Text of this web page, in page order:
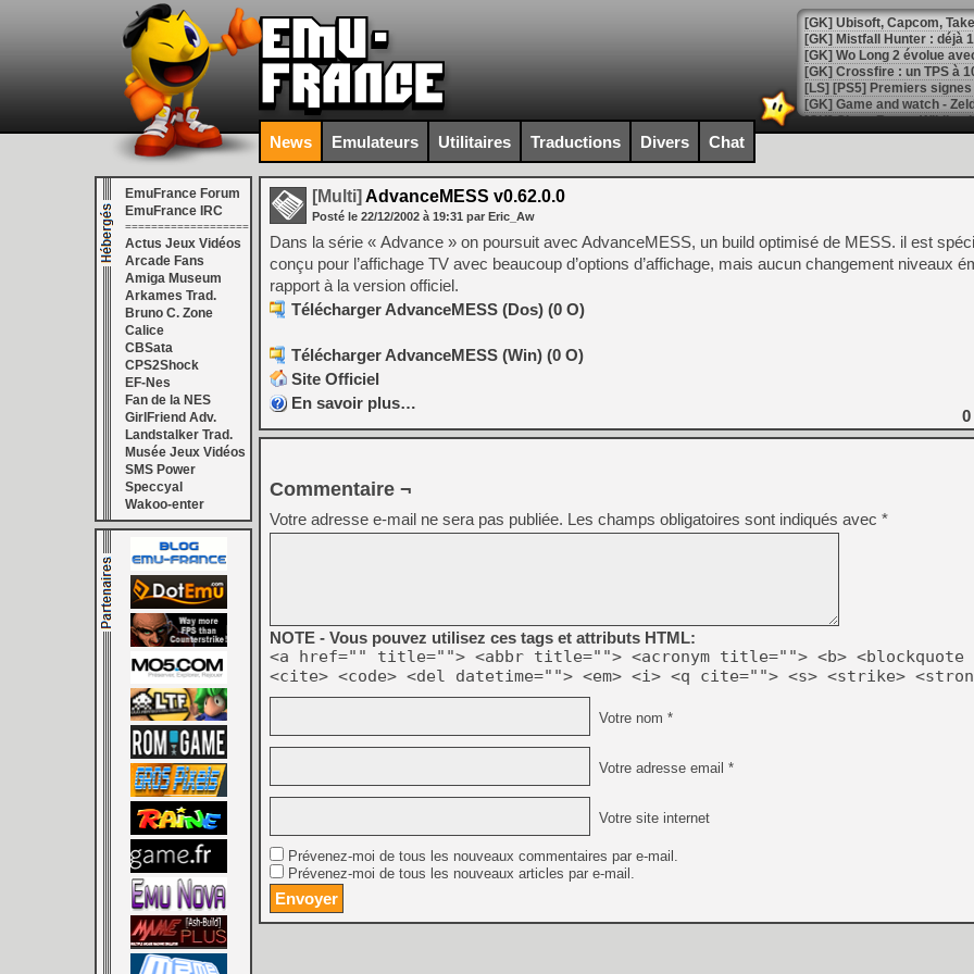
[GK] Mistfall Hunter : déjà
[GK] Wo Long 2 évolue
[GK] Crossfire : un TPS à
[LS] [PS5] Premiers
[Mo5] DOOM arrive en
[GK] Bethesda fête les 30
[GK] Roblox : l'action en
[GK] Agenda - GeForce
[LS] [PS5] ps5-y2jb-
[GK] Pourquoi Marvel
[GK] Test : Restory : Chill
[GK] GTA 6 : Rockstar
[GK] Hot Wheels Infinite
[GK] Mémoire cash -
[GK] Résultats Nintendo :
[GK] Déjà des
[Mo5] Brickboy cherche à
[GK] Minecraft et ses «
[GK] Beast of
[GK] Mémoire cash -
[GK] Dan Houser (GTA)
[GK] Comment EA Sports
[GK] Crimson Moon : un
[GK] Isle of Reveries : le
[GK] Moonlighter 2 : The
[GK] Capcom relance
[Mo5] Deux inédits du
News Emulateurs Utilitaires Traductions Divers Chat
EmuFrance Forum
EmuFrance IRC
===================
Actus Jeux Vidéos
Arcade Fans
Amiga Museum
Arkames Trad.
Bruno C. Zone
Calice
CBSata
CPS2Shock
EF-Nes
Fan de la NES
GirlFriend Adv.
Landstalker Trad.
Musée Jeux Vidéos
SMS Power
Speccyal
Wakoo-enter
[Multi] AdvanceMESS v0.62.0.0
Posté le 22/12/2002 à 19:31 par Eric_Aw
Dans la série « Advance » on poursuit avec AdvanceMESS, un build optimisé de MESS. il est
conçu pour l’affichage TV avec beaucoup d’options d’affichage, mais aucun changement niveaux
rapport à la version officiel.
Télécharger AdvanceMESS (Dos) (0 O)
Télécharger AdvanceMESS (Win) (0 O)
Site Officiel
En savoir plus…
0
Commentaire ¬
Votre adresse e-mail ne sera pas publiée. Les champs obligatoires sont indiqués avec *
NOTE - Vous pouvez utilisez ces tags et attributs HTML:
<a href="" title=""> <abbr title=""> <acronym title=""> <b> <blockquote
<cite> <code> <del datetime=""> <em> <i> <q cite=""> <s> <strike>
Votre nom *
Votre adresse email *
Votre site internet
Prévenez-moi de tous les nouveaux commentaires par e-mail.
Prévenez-moi de tous les nouveaux articles par e-mail.